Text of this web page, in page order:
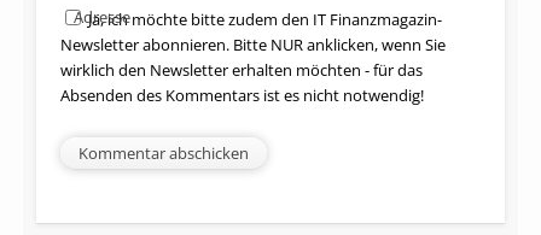
Adresse
Ja, ich möchte bitte zudem den IT Finanzmagazin-
Newsletter abonnieren. Bitte NUR anklicken, wenn Sie
wirklich den Newsletter erhalten möchten - für das
Absenden des Kommentars ist es nicht notwendig!